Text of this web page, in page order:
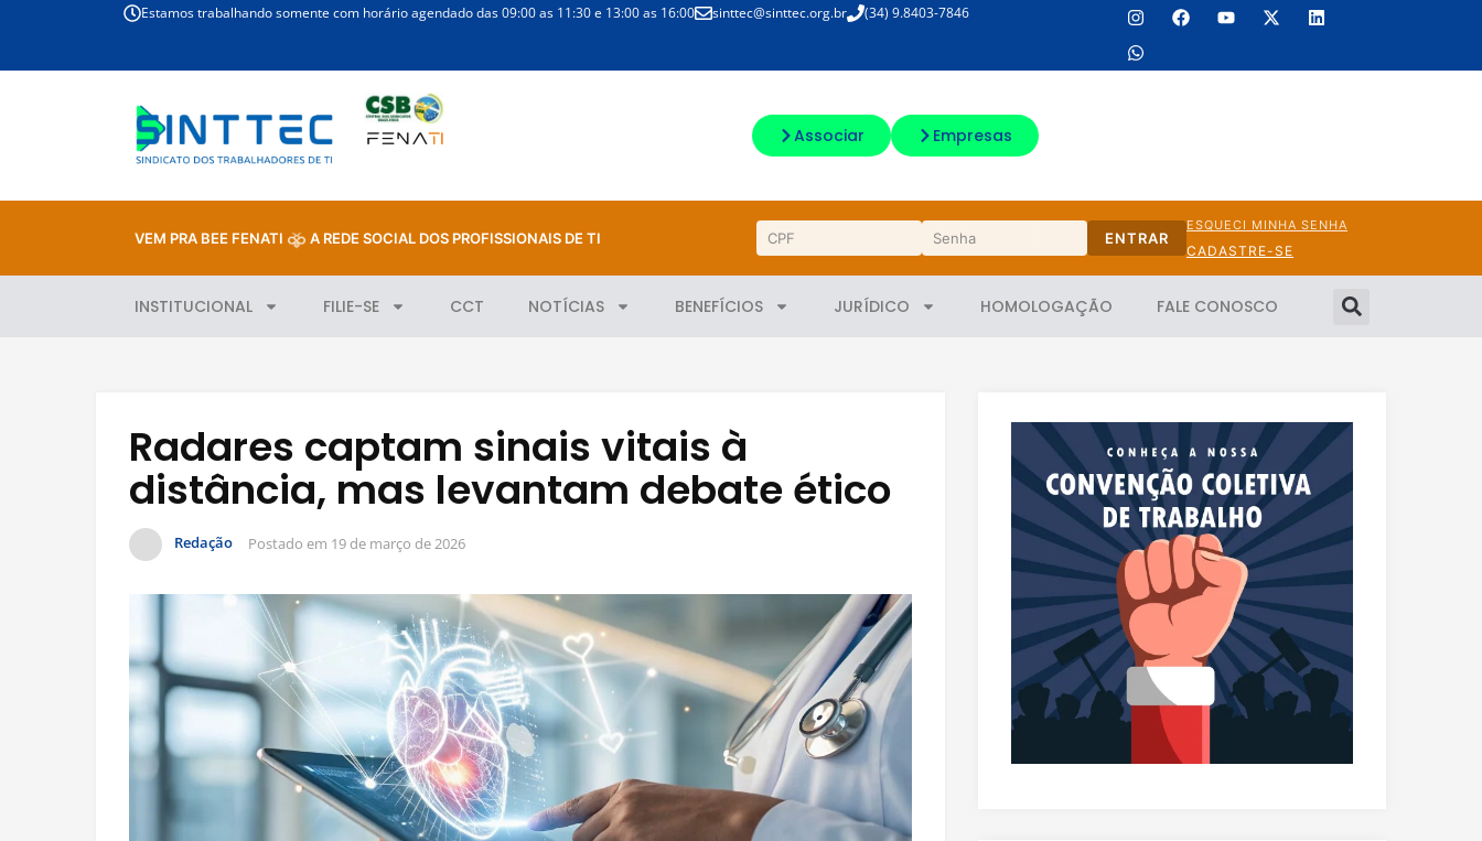
Estamos trabalhando somente com horário agendado das 09:00 as 11:30 e 13:00 as 16:00 sinttec@sinttec.org.br (34) 9.8403-7846
Associar Empresas
VEM PRA BEE FENATI A REDE SOCIAL DOS PROFISSIONAIS DE TI ENTRAR
ESQUECI MINHA SENHA
CADASTRE-SE
INSTITUCIONAL FILIE-SE CCT NOTÍCIAS BENEFÍCIOS JURÍDICO HOMOLOGAÇÃO FALE CONOSCO
Radares captam sinais vitais à
distância, mas levantam debate ético
Redação Postado em 19 de março de 2026